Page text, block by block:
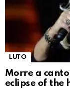
LUTO
Morre a
eclipse of the